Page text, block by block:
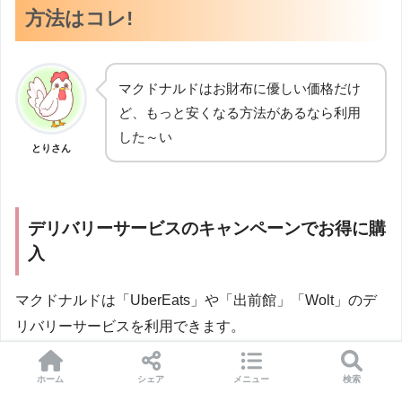
方法はコレ!
とりさん
マクドナルドはお財布に優しい価格だけ
ど、もっと安くなる方法があるなら利用
した～い
デリバリーサービスのキャンペーンでお得に購
入
マクドナルドは「UberEats」や「出前館」「Wolt」のデ
リバリーサービスを利用できます。
初回登録キャンペーンや半額ウイークなどを利用する
ホーム シェア メニュー 検索